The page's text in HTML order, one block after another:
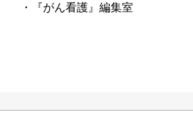
・『がん看護』編集室